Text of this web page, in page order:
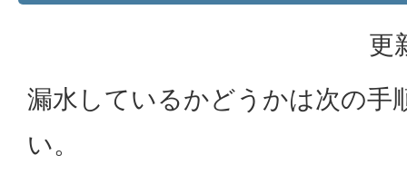
更
漏水しているかどうかは次の手
い。